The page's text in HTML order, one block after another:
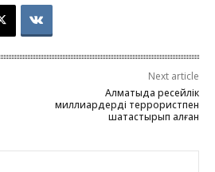
Next article
Алматыда ресейлік
миллиардерді террористпен
шатастырып алған